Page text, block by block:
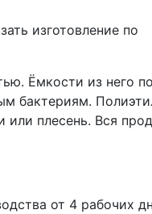
изготовление по
Ёмкости из него
бактериям.
или плесень. Вся
от 4 рабочих